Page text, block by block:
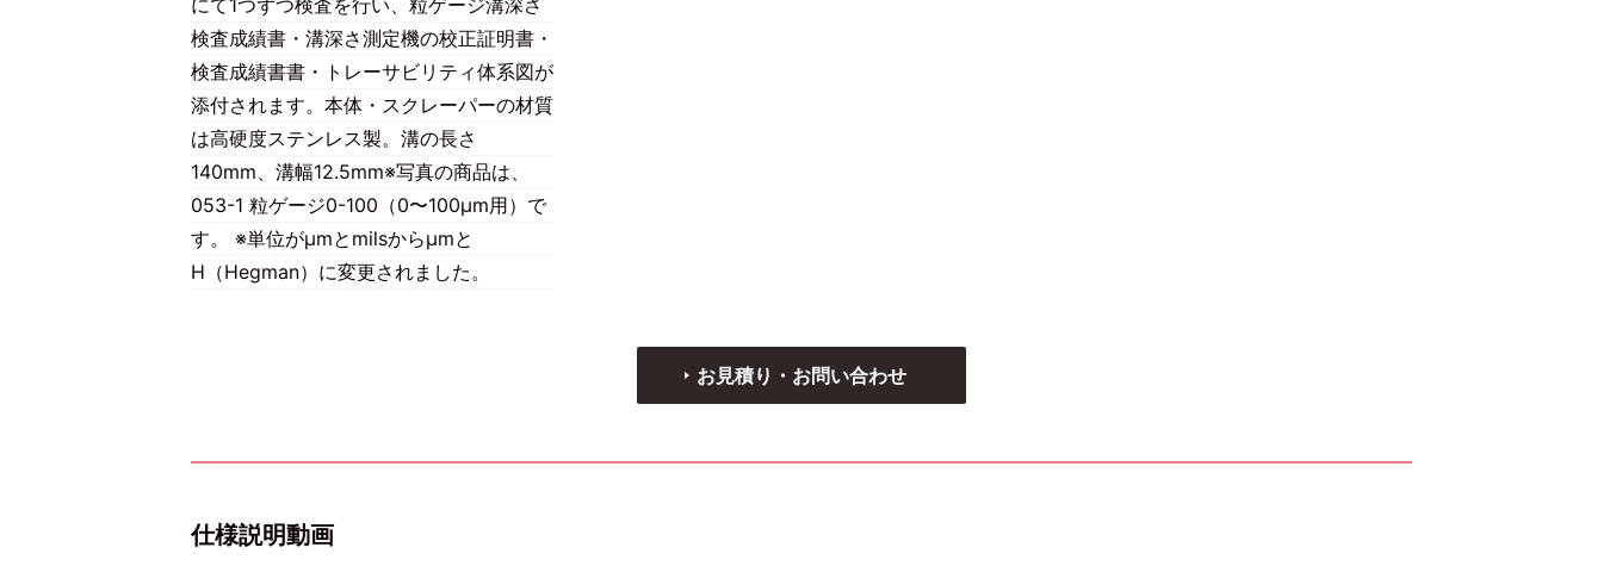
にて1つずつ検査を行い、粒ゲージ溝深さ
検査成績書・溝深さ測定機の校正証明書・
検査成績書書・トレーサビリティ体系図が
添付されます。本体・スクレーパーの材質
は高硬度ステンレス製。溝の長さ
140mm、溝幅12.5mm※写真の商品は、
053-1 粒ゲージ0-100（0〜100μm用）で
す。 ※単位がμmとmilsからμmと
H（Hegman）に変更されました。
お見積り・お問い合わせ
仕様説明動画